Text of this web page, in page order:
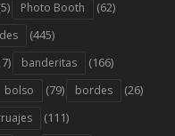
Photo Booth (62)
(445)
banderitas (166)
bolso (79) bordes (26)
(111)